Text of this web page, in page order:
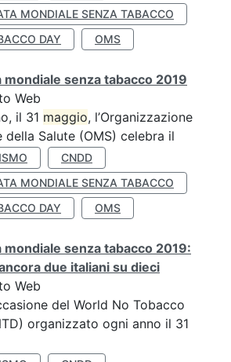
MONDIALE SENZA TABACCO
DAY
OMS
mondiale senza tabacco 2019
Web
il 31 maggio, l’Organizzazione
della Salute (OMS) celebra il
CNDD
MONDIALE SENZA TABACCO
DAY
OMS
mondiale senza tabacco 2019:
due italiani su dieci
Web
del World No Tobacco
organizzato ogni anno il 31